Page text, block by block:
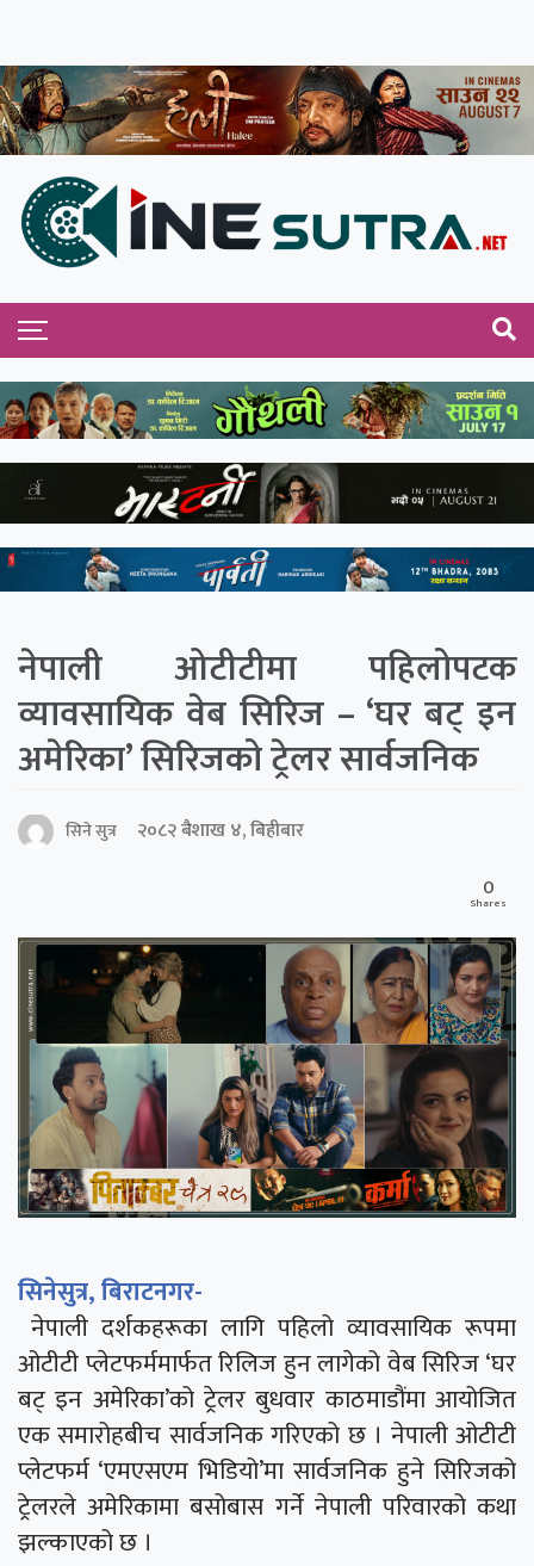
नेपाली ओटीटीमा पहिलोपटक
व्यावसायिक वेब सिरिज – ‘घर बट् इन
अमेरिका’ सिरिजको ट्रेलर सार्वजनिक
सिने सुत्र
२०८२ बैशाख ४, बिहीबार
0
Shares
सिनेसुत्र, बिराटनगर-
नेपाली दर्शकहरूका लागि पहिलो व्यावसायिक रूपमा
ओटीटी प्लेटफर्ममार्फत रिलिज हुन लागेको वेब सिरिज ‘घर
बट् इन अमेरिका’को ट्रेलर बुधवार काठमाडौंमा आयोजित
एक समारोहबीच सार्वजनिक गरिएको छ । नेपाली ओटीटी
प्लेटफर्म ‘एमएसएम भिडियो’मा सार्वजनिक हुने सिरिजको
ट्रेलरले अमेरिकामा बसोबास गर्ने नेपाली परिवारको कथा
झल्काएको छ ।